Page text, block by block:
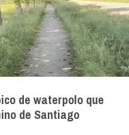
de waterpolo que
de Santiago